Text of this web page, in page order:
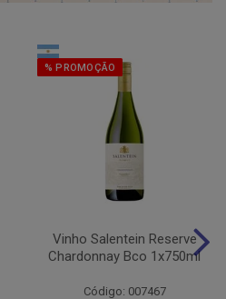
% PROMOÇÃO
Vinho Salentein Reserve
Chardonnay Bco 1x750ml
Código: 007467